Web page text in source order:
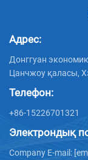
Адрес:
Донггуан
Цанчжоу қаласы,
Телефон:
+86-15226701321
Электрондық
Company E-mail: